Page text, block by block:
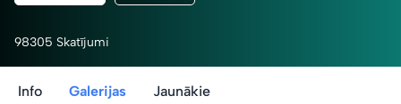
98305 Skatījumi
Info Galerijas Jaunākie